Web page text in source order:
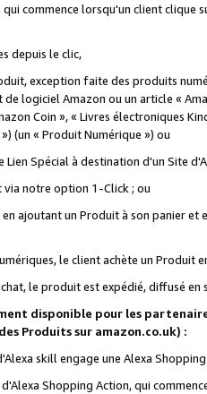
qui commence lorsqu'un client
depuis le clic,
exception faite des produits
logiciel Amazon ou un article «
Coin », « Livres électroniques
(un « Produit Numérique ») ou
Spécial à destination d'un Site
notre option 1-Click ; ou
ajoutant un Produit à son panier et
le client achète un Produit
le produit est expédié, diffusé
disponible pour les
Produits sur amazon.co.uk) :
skill engage une Alexa
Shopping Action, qui